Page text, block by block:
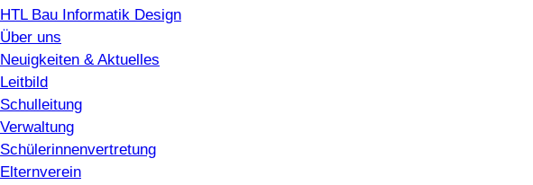
HTL Bau Informatik Design
Über uns
Neuigkeiten & Aktuelles
Leitbild
Schulleitung
Verwaltung
Schülerinnenvertretung
Elternverein